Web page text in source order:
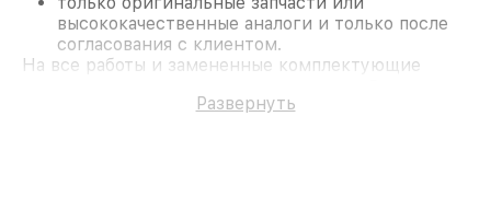
высококачественные аналоги и только после
согласования с клиентом.
На все работы и замененные комплектующие
поломки по условиям гарантии, мы бесплатно
Развернуть